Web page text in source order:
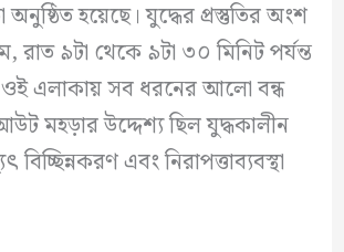
হয়েছে। যুদ্ধের প্রস্তুতির অংশ
রাত ৯টা থেকে ৯টা ৩০ মিনিট পর্যন্ত
এলাকায় সব ধরনের আলো বন্ধ
মহড়ার উদ্দেশ্য ছিল যুদ্ধকালীন
বিচ্ছিন্নকরণ এবং নিরাপত্তাব্যবস্থা